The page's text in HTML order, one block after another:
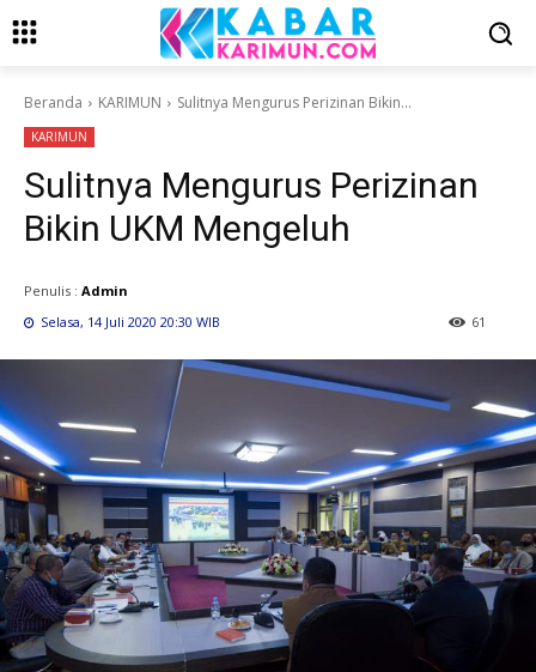
Beranda KARIMUN Sulitnya Mengurus Perizinan Bikin...
KARIMUN
Sulitnya Mengurus Perizinan
Bikin UKM Mengeluh
Penulis : Admin
Selasa, 14 Juli 2020 20:30 WIB
61